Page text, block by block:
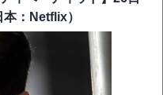
：Netflix）